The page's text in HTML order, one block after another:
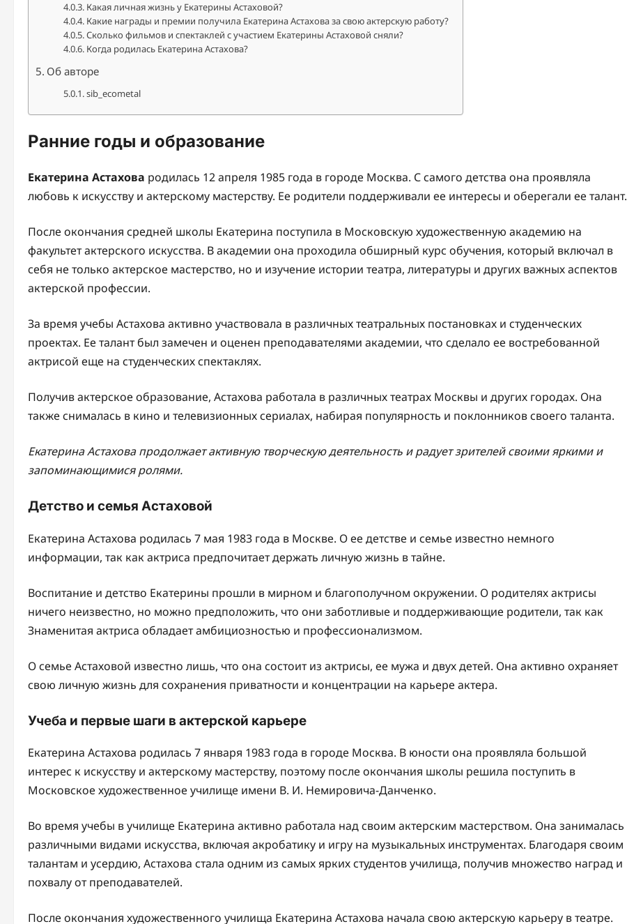
Какая личная жизнь у Екатерины Астаховой?
Какие награды и премии получила Екатерина Астахова за свою актерскую работу?
Сколько фильмов и спектаклей с участием Екатерины Астаховой сняли?
Когда родилась Екатерина Астахова?
Об авторе
sib_ecometal
Ранние годы и образование
Екатерина Астахова родилась 12 апреля 1985 года в городе Москва. С самого детства она проявляла
любовь к искусству и актерскому мастерству. Ее родители поддерживали ее интересы и оберегали ее талант.
После окончания средней школы Екатерина поступила в Московскую художественную академию на
факультет актерского искусства. В академии она проходила обширный курс обучения, который включал в
себя не только актерское мастерство, но и изучение истории театра, литературы и других важных аспектов
актерской профессии.
За время учебы Астахова активно участвовала в различных театральных постановках и студенческих
проектах. Ее талант был замечен и оценен преподавателями академии, что сделало ее востребованной
актрисой еще на студенческих спектаклях.
Получив актерское образование, Астахова работала в различных театрах Москвы и других городах. Она
также снималась в кино и телевизионных сериалах, набирая популярность и поклонников своего таланта.
Екатерина Астахова продолжает активную творческую деятельность и радует зрителей своими яркими и
запоминающимися ролями.
Детство и семья Астаховой
Екатерина Астахова родилась 7 мая 1983 года в Москве. О ее детстве и семье известно немного
информации, так как актриса предпочитает держать личную жизнь в тайне.
Воспитание и детство Екатерины прошли в мирном и благополучном окружении. О родителях актрисы
ничего неизвестно, но можно предположить, что они заботливые и поддерживающие родители, так как
Знаменитая актриса обладает амбициозностью и профессионализмом.
О семье Астаховой известно лишь, что она состоит из актрисы, ее мужа и двух детей. Она активно охраняет
свою личную жизнь для сохранения приватности и концентрации на карьере актера.
Учеба и первые шаги в актерской карьере
Екатерина Астахова родилась 7 января 1983 года в городе Москва. В юности она проявляла большой
интерес к искусству и актерскому мастерству, поэтому после окончания школы решила поступить в
Московское художественное училище имени В. И. Немировича-Данченко.
Во время учебы в училище Екатерина активно работала над своим актерским мастерством. Она занималась
различными видами искусства, включая акробатику и игру на музыкальных инструментах. Благодаря своим
талантам и усердию, Астахова стала одним из самых ярких студентов училища, получив множество наград и
похвалу от преподавателей.
После окончания художественного училища Екатерина Астахова начала свою актерскую карьеру в театре.